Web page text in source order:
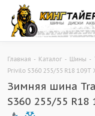
Главная - Каталог - Шины -
Privilo S360 255/55 R18 109T
Зимняя шина
S360 255/55 R18